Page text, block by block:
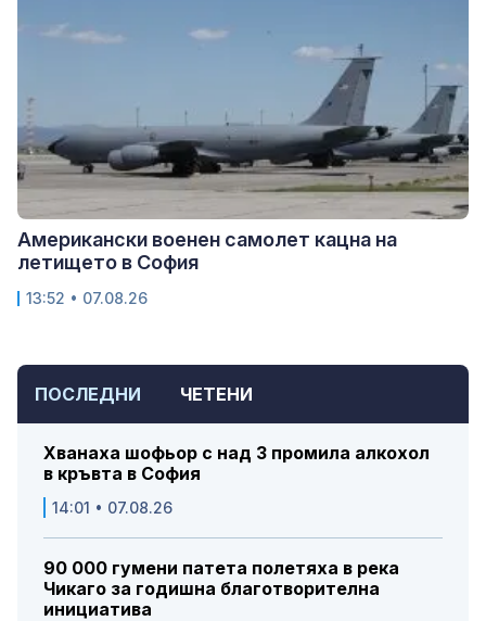
ПОСЛЕДНИ ЧЕТЕНИ
Хванаха шофьор с над 3 промила алкохол
в кръвта в София
14:01 • 07.08.26
90 000 гумени патета полетяха в река
Чикаго за годишна благотворителна
инициатива
Американски военен самолет кацна на
летището в София
13:52 • 07.08.26